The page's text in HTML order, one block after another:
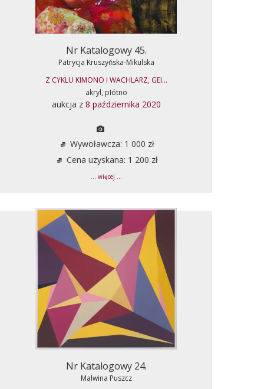
Nr Katalogowy 45.
Patrycja Kruszyńska-Mikulska
Z CYKLU KIMONO I WACHLARZ, GEI...
akryl, płótno
aukcja z 8 października 2020
Wywoławcza: 1 000 zł
Cena uzyskana: 1 200 zł
... więcej ...
Nr Katalogowy 24.
Malwina Puszcz